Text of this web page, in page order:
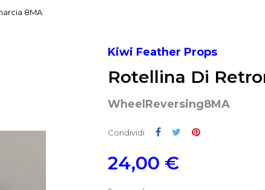
8MA
Kiwi Feather Props
Rotellina Di
WheelReversing8MA
Condividi Condividi
Twitta
24,00 €